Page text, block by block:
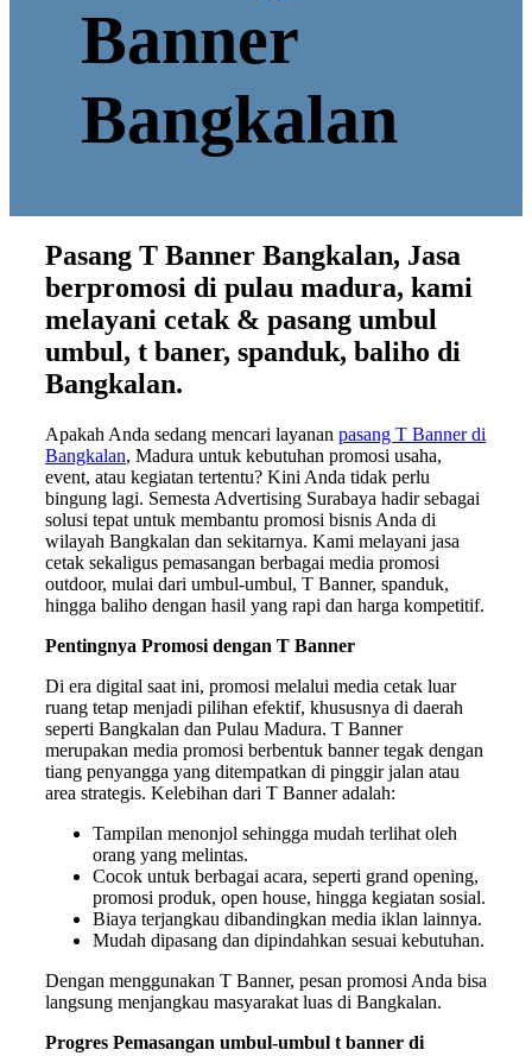
Banner
Bangkalan
Pasang T Banner Bangkalan, Jasa
berpromosi di pulau madura, kami
melayani cetak & pasang umbul
umbul, t baner, spanduk, baliho di
Bangkalan.
Apakah Anda sedang mencari layanan pasang T Banner di
Bangkalan, Madura untuk kebutuhan promosi usaha,
event, atau kegiatan tertentu? Kini Anda tidak perlu
bingung lagi. Semesta Advertising Surabaya hadir sebagai
solusi tepat untuk membantu promosi bisnis Anda di
wilayah Bangkalan dan sekitarnya. Kami melayani jasa
cetak sekaligus pemasangan berbagai media promosi
outdoor, mulai dari umbul-umbul, T Banner, spanduk,
hingga baliho dengan hasil yang rapi dan harga kompetitif.
Pentingnya Promosi dengan T Banner
Di era digital saat ini, promosi melalui media cetak luar
ruang tetap menjadi pilihan efektif, khususnya di daerah
seperti Bangkalan dan Pulau Madura. T Banner
merupakan media promosi berbentuk banner tegak dengan
tiang penyangga yang ditempatkan di pinggir jalan atau
area strategis. Kelebihan dari T Banner adalah:
Tampilan menonjol sehingga mudah terlihat oleh
orang yang melintas.
Cocok untuk berbagai acara, seperti grand opening,
promosi produk, open house, hingga kegiatan sosial.
Biaya terjangkau dibandingkan media iklan lainnya.
Mudah dipasang dan dipindahkan sesuai kebutuhan.
Dengan menggunakan T Banner, pesan promosi Anda bisa
langsung menjangkau masyarakat luas di Bangkalan.
Progres Pemasangan umbul-umbul t banner di